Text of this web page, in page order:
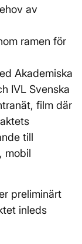
av
ramen för
Akademiska
IVL Svenska
film där
till
mobil
preliminärt
inleds